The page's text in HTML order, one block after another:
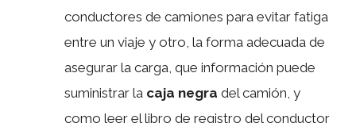
conductores de camiones para evitar fatiga
entre un viaje y otro, la forma adecuada de
asegurar la carga, que información puede
suministrar la caja negra del camión, y
como leer el libro de registro del conductor